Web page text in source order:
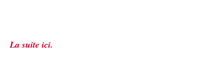
La suite ici.